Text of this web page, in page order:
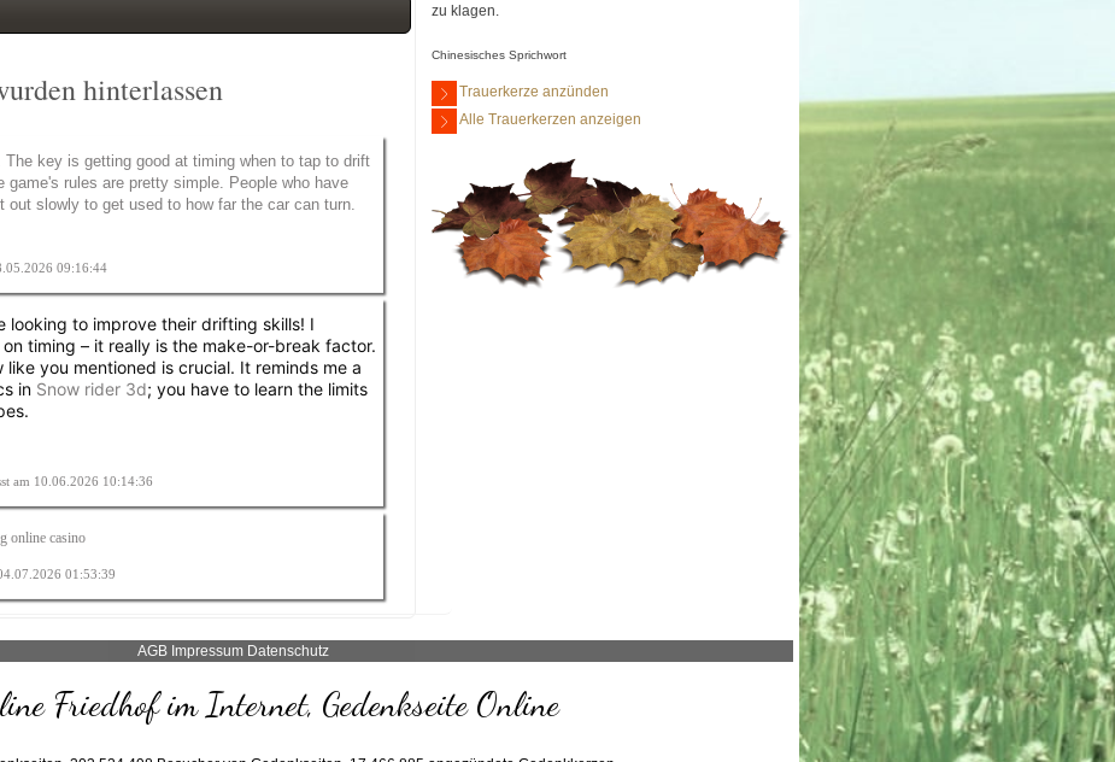
hinterlassen
key is getting good at timing when to tap to drift
game's rules are pretty simple. People who have
out slowly to get used to how far the car can turn.
09:16:44
looking to improve their drifting skills! I
timing – it really is the make-or-break factor.
you mentioned is crucial. It reminds me a
in Snow rider 3d; you have to learn the limits
am 10.06.2026 10:14:36
online casino
01:53:39
zu klagen.
Chinesisches Sprichwort
Trauerkerze anzünden
Alle Trauerkerzen anzeigen
AGB Impressum Datenschutz
Friedhof im Internet, Gedenkseite Online